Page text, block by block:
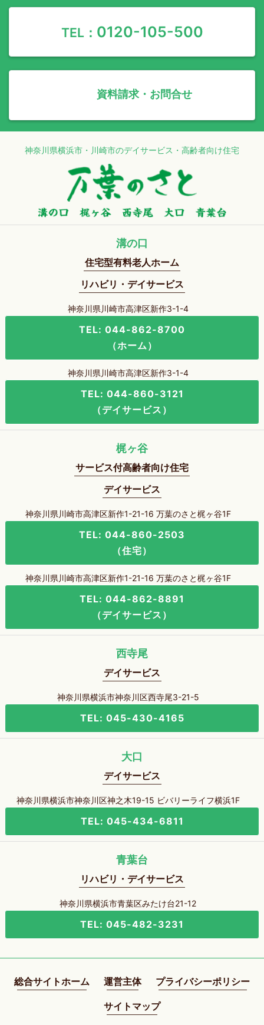
TEL： 0120-105-500
資料請求・お問合せ
神奈川県横浜市・川崎市のデイサービス・高齢者向け住宅
溝の口
住宅型有料老人ホーム
リハビリ・デイサービス
神奈川県川崎市高津区新作3-1-4
TEL: 044-862-8700
（ホーム）
神奈川県川崎市高津区新作3-1-4
TEL: 044-860-3121
（デイサービス）
梶ヶ谷
サービス付高齢者向け住宅
デイサービス
神奈川県川崎市高津区新作1-21-16 万葉のさと梶ヶ谷1F
TEL: 044-860-2503
（住宅）
神奈川県川崎市高津区新作1-21-16 万葉のさと梶ヶ谷1F
TEL: 044-862-8891
（デイサービス）
西寺尾
デイサービス
神奈川県横浜市神奈川区西寺尾3-21-5
TEL: 045-430-4165
大口
デイサービス
神奈川県横浜市神奈川区神之木19-15 ビバリーライフ横浜1F
TEL: 045-434-6811
青葉台
リハビリ・デイサービス
神奈川県横浜市青葉区みたけ台21-12
TEL: 045-482-3231
総合サイトホーム 運営主体 プライバシーポリシー
サイトマップ